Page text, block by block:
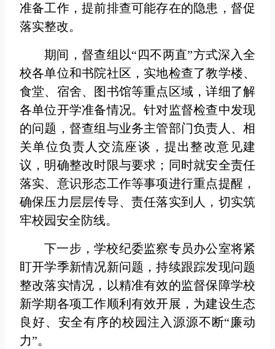
准备工作，提前排查可能存在的隐患，督促
落实整改。
期间，督查组以“四不两直”方式深入全
校各单位和书院社区，实地检查了教学楼、
食堂、宿舍、图书馆等重点区域，详细了解
各单位开学准备情况。针对监督检查中发现
的问题，督查组与业务主管部门负责人、相
关单位负责人交流座谈，提出整改意见建
议，明确整改时限与要求；同时就安全责任
落实、意识形态工作等事项进行重点提醒，
确保压力层层传导、责任落实到人，切实筑
牢校园安全防线。
下一步，学校纪委监察专员办公室将紧
盯开学季新情况新问题，持续跟踪发现问题
整改落实情况，以精准有效的监督保障学校
新学期各项工作顺利有效开展，为建设生态
良好、安全有序的校园注入源源不断“廉动
力”。